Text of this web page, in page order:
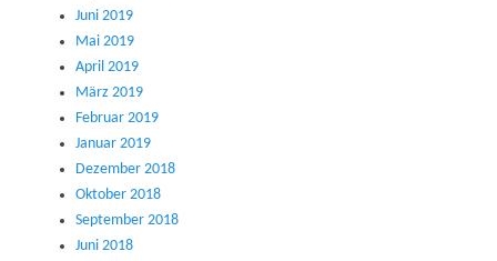
Juni 2019
Mai 2019
April 2019
März 2019
Februar 2019
Januar 2019
Dezember 2018
Oktober 2018
September 2018
Juni 2018